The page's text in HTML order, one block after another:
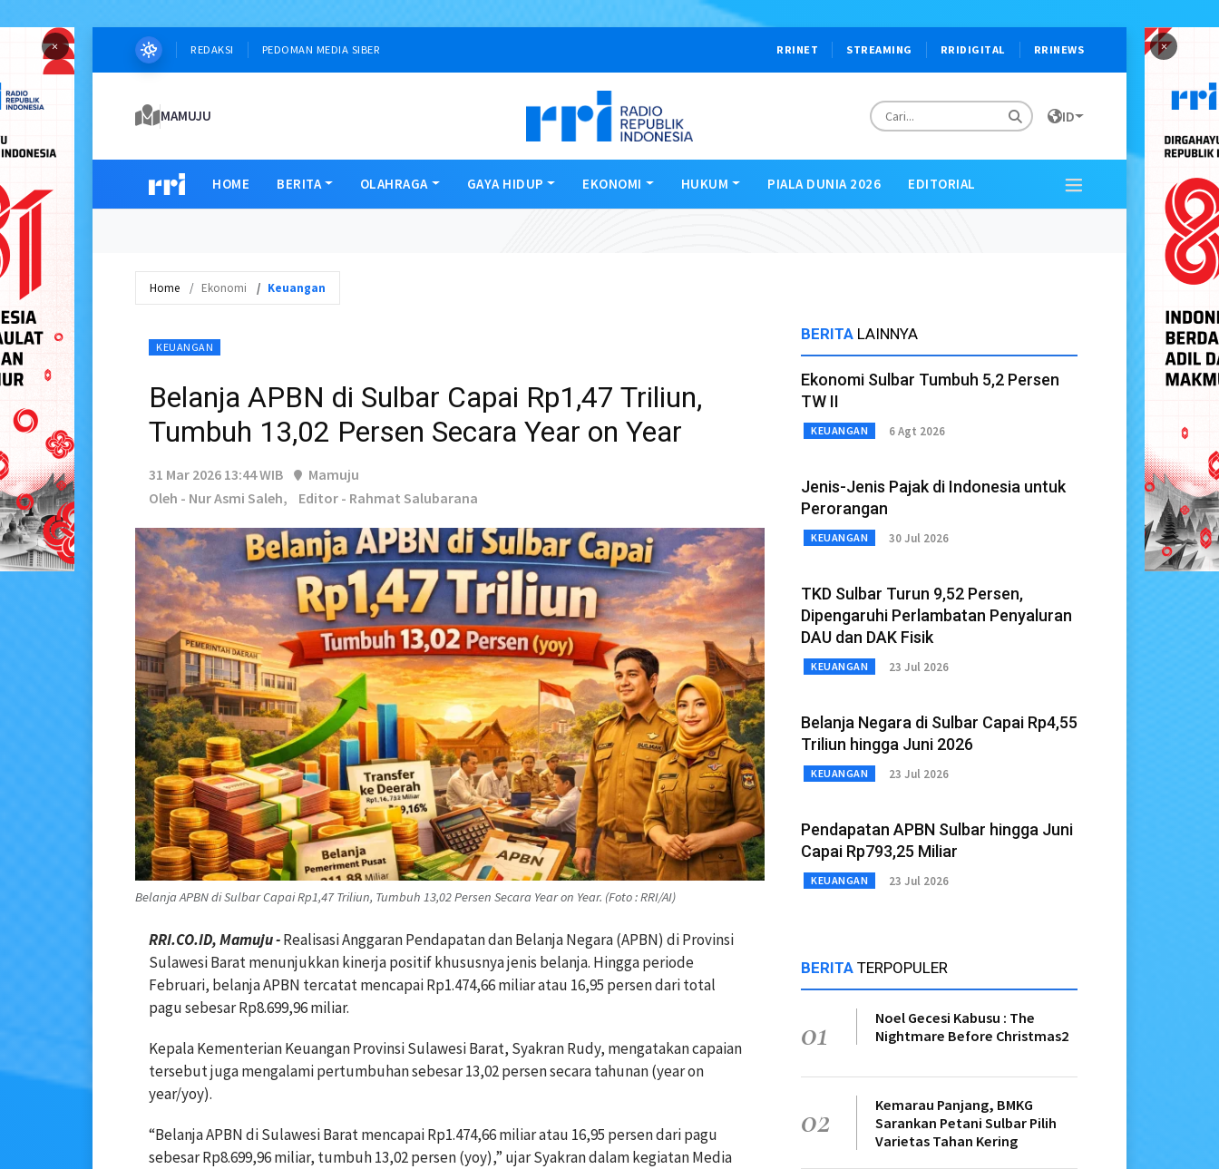
× ×
REDAKSI PEDOMAN MEDIA SIBER RRINET STREAMING RRIDIGITAL RRINEWS
MAMUJU ID
HOME BERITA OLAHRAGA GAYA HIDUP EKONOMI HUKUM PIALA DUNIA 2026 EDITORIAL
Home Ekonomi Keuangan
KEUANGAN
Belanja APBN di Sulbar Capai Rp1,47 Triliun,
Tumbuh 13,02 Persen Secara Year on Year
31 Mar 2026 13:44 WIB
Mamuju
Oleh - Nur Asmi Saleh,
Editor - Rahmat Salubarana
Belanja APBN di Sulbar Capai Rp1,47 Triliun, Tumbuh 13,02 Persen Secara Year on Year. (Foto : RRI/AI)
RRI.CO.ID, Mamuju -Realisasi Anggaran Pendapatan dan Belanja Negara (APBN) di Provinsi
Sulawesi Barat menunjukkan kinerja positif khususnya jenis belanja. Hingga periode
Februari, belanja APBN tercatat mencapai Rp1.474,66 miliar atau 16,95 persen dari total
pagu sebesar Rp8.699,96 miliar.
Kepala Kementerian Keuangan Provinsi Sulawesi Barat, Syakran Rudy, mengatakan capaian
tersebut juga mengalami pertumbuhan sebesar 13,02 persen secara tahunan (year on
year/yoy).
“Belanja APBN di Sulawesi Barat mencapai Rp1.474,66 miliar atau 16,95 persen dari pagu
sebesar Rp8.699,96 miliar, tumbuh 13,02 persen (yoy),” ujar Syakran dalam kegiatan Media
BERITA LAINNYA
Ekonomi Sulbar Tumbuh 5,2 Persen
TW II
KEUANGAN 6 Agt 2026
Jenis-Jenis Pajak di Indonesia untuk
Perorangan
KEUANGAN 30 Jul 2026
TKD Sulbar Turun 9,52 Persen,
Dipengaruhi Perlambatan Penyaluran
DAU dan DAK Fisik
KEUANGAN 23 Jul 2026
Belanja Negara di Sulbar Capai Rp4,55
Triliun hingga Juni 2026
KEUANGAN 23 Jul 2026
Pendapatan APBN Sulbar hingga Juni
Capai Rp793,25 Miliar
KEUANGAN 23 Jul 2026
BERITA TERPOPULER
01
Noel Gecesi Kabusu : The
Nightmare Before Christmas2
02
Kemarau Panjang, BMKG
Sarankan Petani Sulbar Pilih
Varietas Tahan Kering